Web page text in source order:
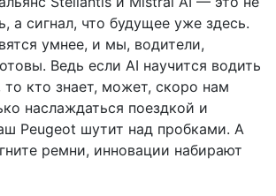
а сигнал, что будущее уже здесь.
умнее, и мы, водители,
Ведь если AI научится водить
кто знает, может, скоро нам
наслаждаться поездкой и
Peugeot шутит над пробками. А
ремни, инновации набирают